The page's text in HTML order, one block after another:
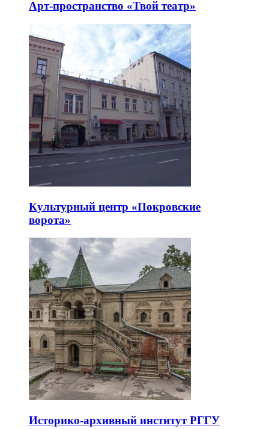
Арт-пространство «Твой театр»
Культурный центр «Покровские
ворота»
Историко-архивный институт РГГУ